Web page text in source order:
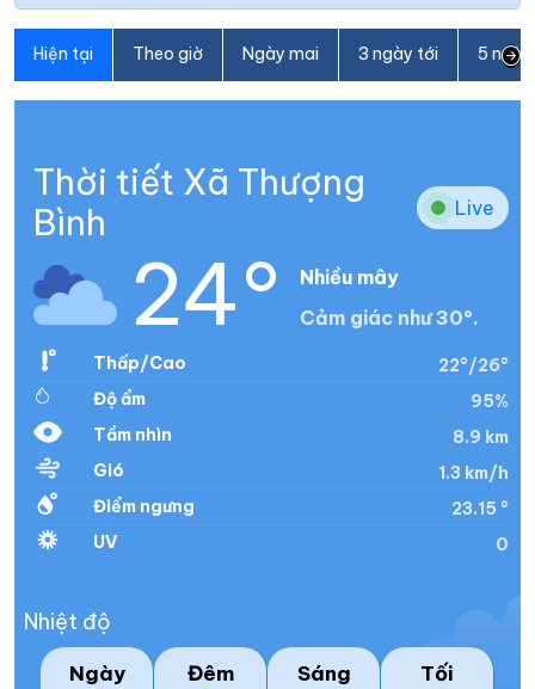
Hiện tại Theo giờ Ngày mai 3 ngày tới 5
Thời tiết Xã Thượng
Bình
Live
24°
Nhiều mây
Cảm giác như 30°.
Thấp/Cao
22°/26°
Độ ẩm
95%
Tầm nhìn
8.9 km
Gió
1.3 km/h
Điểm ngưng
23.15 °
UV
0
Nhiệt độ
Ngày Đêm Sáng Tối